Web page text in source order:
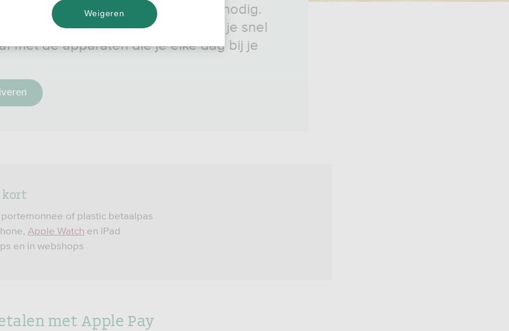
je fysieke SNS Betaalpas niet nodig.
betaalpas in de Wallet-app reken je snel
met de apparaten die je elke dag bij je
kort
of plastic betaalpas
Apple Watch en iPad
en in webshops
met Apple Pay
Weigeren